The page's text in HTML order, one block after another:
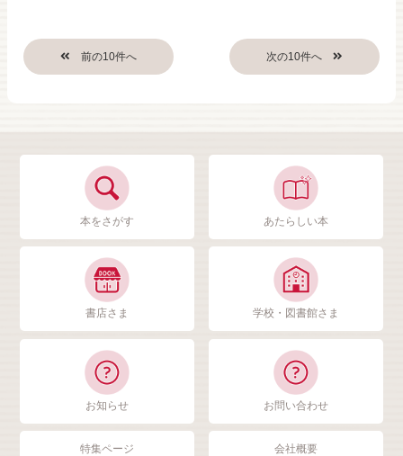
本をさがす あたらしい本
書店さま 学校・図書館さま
お知らせ お問い合わせ
特集ページ 会社概要